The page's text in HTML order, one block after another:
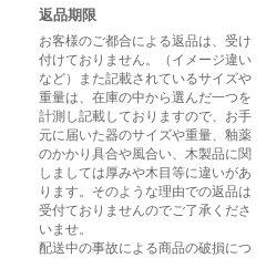
返品期限
お客様のご都合による返品は、受け
付けておりません。（イメージ違い
など）また記載されているサイズや
重量は、在庫の中から選んだ一つを
計測し記載しておりますので、お手
元に届いた器のサイズや重量、釉薬
のかかり具合や風合い、木製品に関
しましては厚みや木目等に違いがあ
ります。そのような理由での返品は
受付ておりませんのでご了承くださ
いませ。
配送中の事故による商品の破損につ